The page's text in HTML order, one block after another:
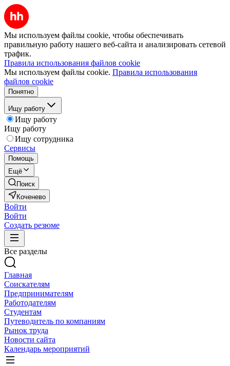
Мы используем файлы cookie, чтобы обеспечивать
правильную работу нашего веб-сайта и анализировать сетевой
трафик.
Правила использования файлов cookie
Мы используем файлы cookie. Правила использования
файлов cookie
Понятно
Ищу работу
Ищу работу
Ищу работу
Ищу сотрудника
Сервисы
Помощь
Ещё
Поиск
Коченево
Войти
Войти
Создать резюме
Все разделы
Главная
Соискателям
Предпринимателям
Работодателям
Студентам
Путеводитель по компаниям
Рынок труда
Новости сайта
Календарь мероприятий